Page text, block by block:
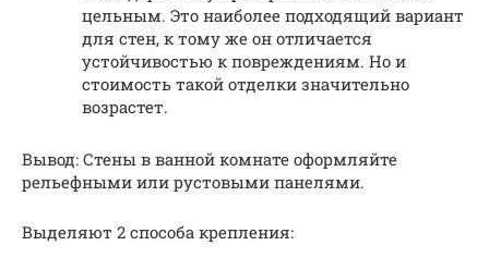
цельным. Это наиболее подходящий вариант
для стен, к тому же он отличается
устойчивостью к повреждениям. Но и
стоимость такой отделки значительно
возрастет.
Вывод: Стены в ванной комнате оформляйте
рельефными или рустовыми панелями.
Выделяют 2 способа крепления: